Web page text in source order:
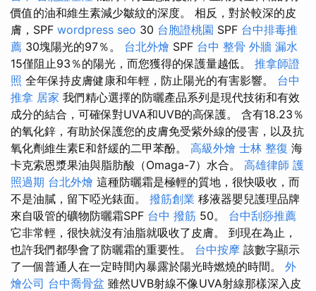
價值的油和維生素減少皺紋的深度。 相反，對於較深的皮
膚，SPF wordpress seo 30 台胞證桃園 SPF 台中排毒推
薦 30塊陽光的97％。 台北外燴 SPF 台中 整骨 外牆 漏水
15僅阻止93％的陽光，而您獲得的保護量越低。 推拿師證
照 全年保持皮膚健康和年輕，防止陽光的有害影響。 台中
推拿 居家 我們精心選擇的防曬產品系列是現代技術和有效
成分的結合，可確保對UVA和UVB的高保護。 含有18.23％
的氧化鋅，有助於保護您的皮膚免受紫外線的侵害，以及抗
氧化劑維生素E和舒緩的二甲苯酚。 高級外燴 士林 整復 海
卡克索恩漿果油與脂肪酸（Omaga-7）水合。 高雄律師 護
照過期 台北外燴 這種防曬霜是極輕的質地，很快吸收，而
不是油膩，留下啞光錶面。 撥筋創業 移液器嬰兒護理品牌
來自吸管的礦物防曬霜SPF 台中 撥筋 50。 台中刮痧推薦
它非常輕，很快就沒有油脂就吸收了皮膚。 到現在為止，
也許我們都學會了防曬霜的重要性。 台中按摩 該數字顯示
了一個普通人在一定時間內暴露於陽光時燃燒的時間。 外
燴公司 台中喬骨盆 雖然UVB射線不像UVA射線那樣深入皮